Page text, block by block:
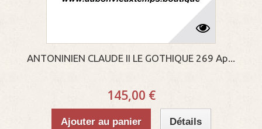
ANTONINIEN CLAUDE II LE GOTHIQUE 269 Ap...
145,00 €
Ajouter au panier Détails